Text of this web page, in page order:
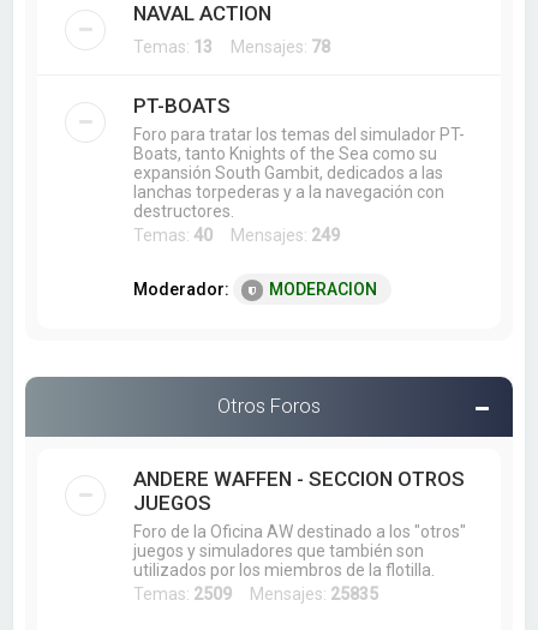
NAVAL ACTION
Temas: 13 Mensajes: 78
PT-BOATS
Foro para tratar los temas del simulador PT-
Boats, tanto Knights of the Sea como su
expansión South Gambit, dedicados a las
lanchas torpederas y a la navegación con
destructores.
Temas:40 Mensajes: 249
Moderador: MODERACION
Otros Foros
ANDERE WAFFEN - SECCION OTROS
JUEGOS
Foro de la Oficina AW destinado a los "otros"
juegos y simuladores que también son
utilizados por los miembros de la flotilla.
Temas: 2509 Mensajes: 25835